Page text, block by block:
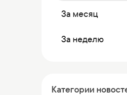
Депозиты
Зарплатный проект
Кредиты
Инвестиции
Курсы валют
За месяц
За неделю
Категории